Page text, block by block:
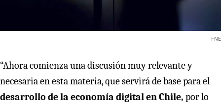
FNE
“Ahora comienza una discusión muy relevante y
necesaria en esta materia, que servirá de base para el
desarrollo de la economía digital en Chile, por lo